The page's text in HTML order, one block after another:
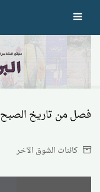
Skip
to
content
فصل من تاريخ الصبح
كائنات الشوق الآخر